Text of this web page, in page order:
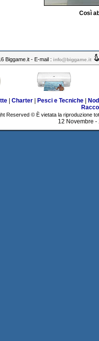
Così
Biggame.it - E-mail : info@biggame.it
| Charter| Pesci e Tecniche|
Reserved © È vietata la riproduzione
12 Novembre